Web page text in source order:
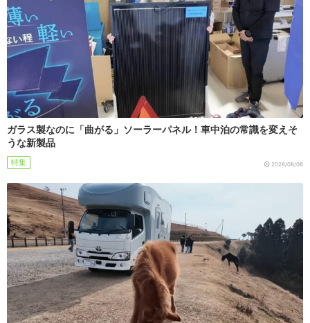
ガラス製なのに「曲がる」ソーラーパネル！車中泊の常識を変えそ
うな新製品
特集 2026/08/06